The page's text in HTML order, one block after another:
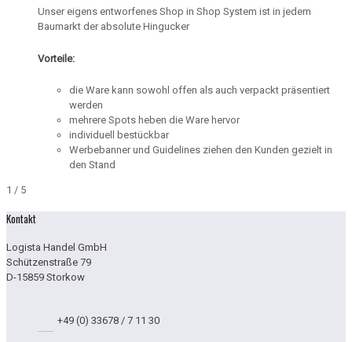
Unser eigens entworfenes Shop in Shop System ist in jedem
Baumarkt der absolute Hingucker
Vorteile:
die Ware kann sowohl offen als auch verpackt präsentiert
werden
mehrere Spots heben die Ware hervor
individuell bestückbar
Werbebanner und Guidelines ziehen den Kunden gezielt in
den Stand
1 / 5
Kontakt
Logista Handel GmbH
Schützenstraße 79
D-15859 Storkow
+49 (0) 33678 / 7 11 30